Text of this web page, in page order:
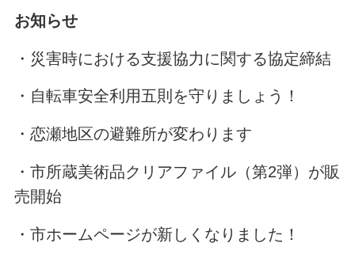
お知らせ
・災害時における支援協力に関する協定締結
・自転車安全利用五則を守りましょう！
・恋瀬地区の避難所が変わります
・市所蔵美術品クリアファイル（第2弾）が販
売開始
・市ホームページが新しくなりました！